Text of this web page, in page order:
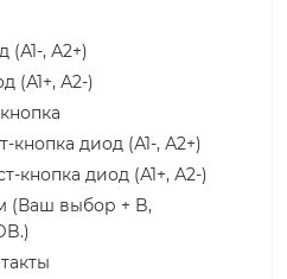
(А1-, А2+)
(А1+, А2-)
кнопка диод (А1-, А2+)
кнопка диод (А1+, А2-)
(Ваш выбор + B,